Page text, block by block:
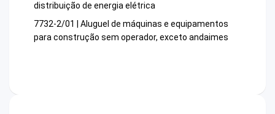
distribuição de energia elétrica
7732-2/01 | Aluguel de máquinas e equipamentos
para construção sem operador, exceto andaimes